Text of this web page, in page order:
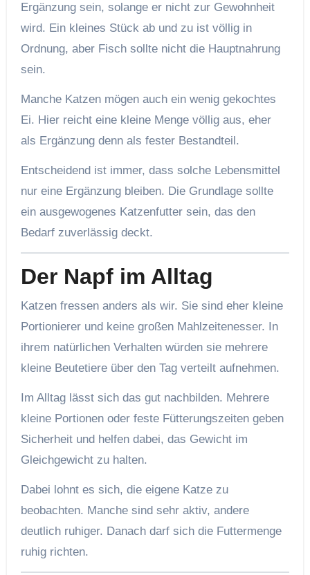
Ergänzung sein, solange er nicht zur Gewohnheit
wird. Ein kleines Stück ab und zu ist völlig in
Ordnung, aber Fisch sollte nicht die Hauptnahrung
sein.
Manche Katzen mögen auch ein wenig gekochtes
Ei. Hier reicht eine kleine Menge völlig aus, eher
als Ergänzung denn als fester Bestandteil.
Entscheidend ist immer, dass solche Lebensmittel
nur eine Ergänzung bleiben. Die Grundlage sollte
ein ausgewogenes Katzenfutter sein, das den
Bedarf zuverlässig deckt.
Der Napf im Alltag
Katzen fressen anders als wir. Sie sind eher kleine
Portionierer und keine großen Mahlzeitenesser. In
ihrem natürlichen Verhalten würden sie mehrere
kleine Beutetiere über den Tag verteilt aufnehmen.
Im Alltag lässt sich das gut nachbilden. Mehrere
kleine Portionen oder feste Fütterungszeiten geben
Sicherheit und helfen dabei, das Gewicht im
Gleichgewicht zu halten.
Dabei lohnt es sich, die eigene Katze zu
beobachten. Manche sind sehr aktiv, andere
deutlich ruhiger. Danach darf sich die Futtermenge
ruhig richten.